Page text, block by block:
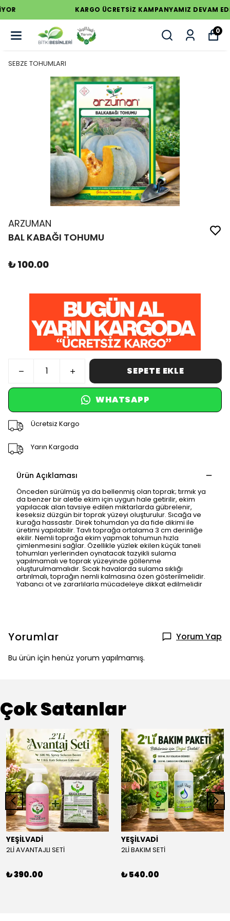
KARGO ÜCRETSİZ KAMPANYAMIZ DEVAM EDİYOR
0
SEBZE TOHUMLARI
ARZUMAN
BAL KABAĞI TOHUMU
₺ 100.00
SEPETE EKLE
WHATSAPP
Ücretsiz Kargo
Yarın Kargoda
Ürün Açıklaması
Önceden sürülmüş ya da bellenmiş olan toprak; tırmık ya
da benzer bir aletle ekim için uygun hale getirilir, ekim
yapılacak alan tavsiye edilen miktarlarda gübrelenir,
keseksiz düzgün bir toprak yüzeyi oluşturulur. Sıcağa ve
kurağa hassastır. Direk tohumdan ya da fide dikimi ile
üretimi yapılabilir. Tavlı toprağa ortalama 3 cm derinliğe
ekilir. Nemli toprağa ekim yapmak tohumun hızla
çimlenmesini sağlar. Özellikle yüzlek ekilen küçük taneli
tohumları yerlerinden oynatacak tazyikli sulama
yapılmamalı ve toprak yüzeyinde göllenme
oluşturulmamalıdır. Sıcak havalarda sulama sıklığı
artırılmalı, toprağın nemli kalmasına özen gösterilmelidir.
Yabancı ot ve zararlılarla mücadeleye dikkat edilmelidir
Yorumlar Yorum Yap
Bu ürün için henüz yorum yapılmamış.
Çok Satanlar
YEŞİLVADİ
2Lİ AVANTAJLI SETİ
₺ 390.00
YEŞİLVADİ
2Lİ BAKIM SETİ
₺ 540.00